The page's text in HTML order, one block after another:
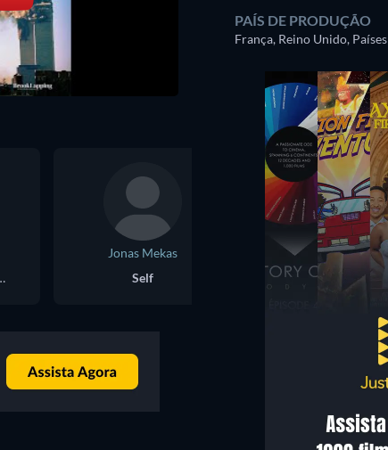
PAÍS DE PRODUÇÃO
França, Reino Unido,
Jonas Mekas
Self